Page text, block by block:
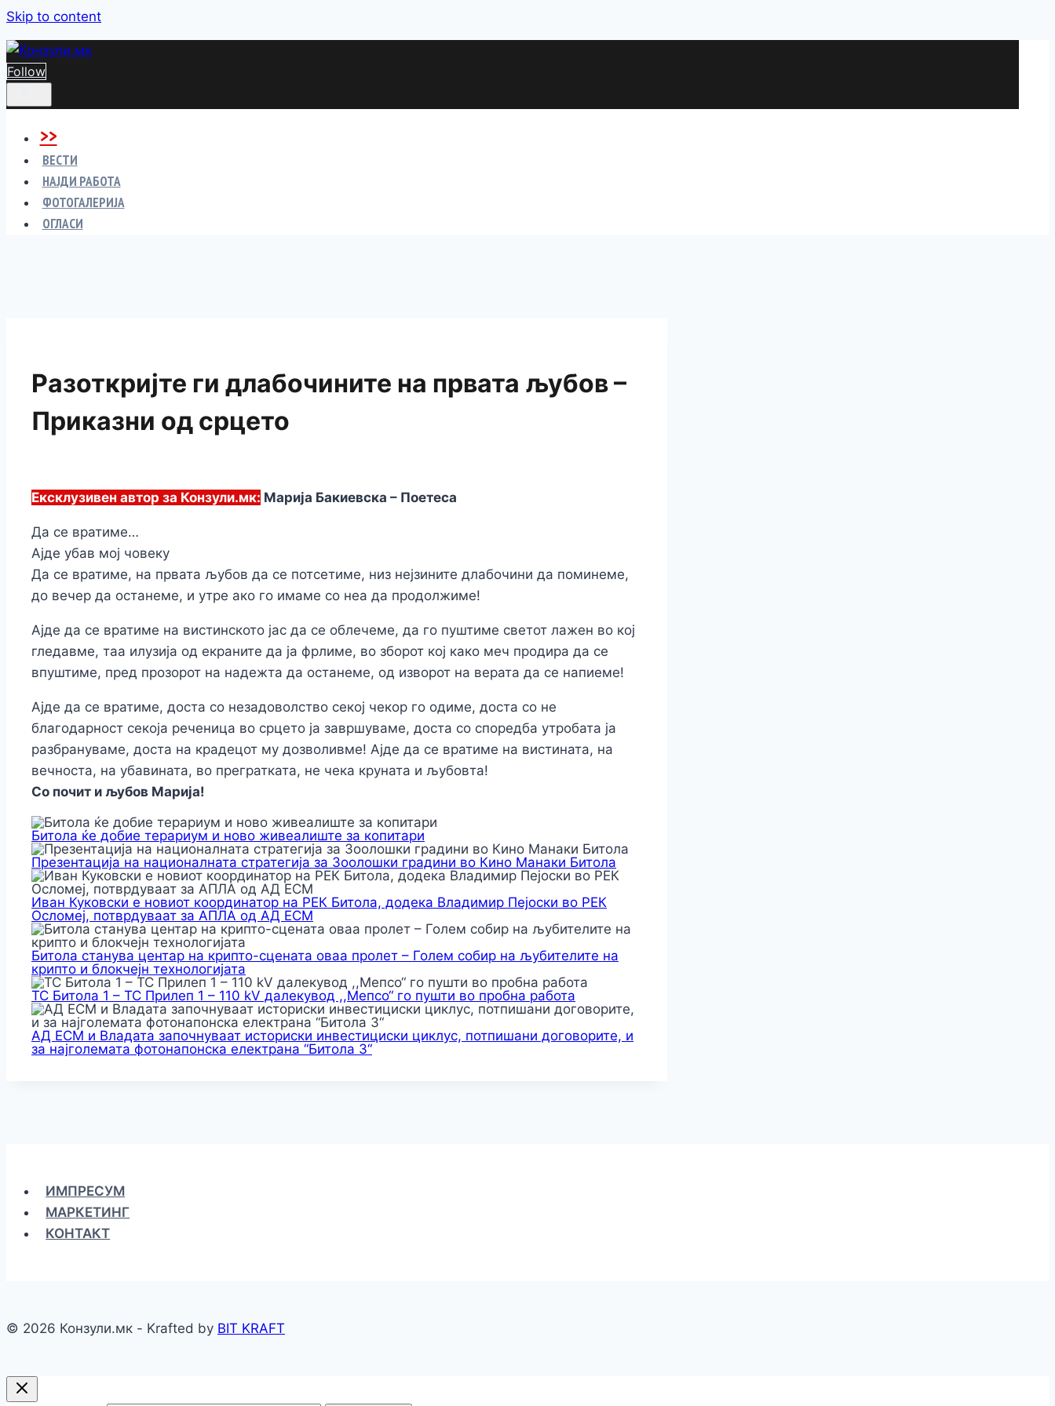
Skip to content
Follow
>>
ВЕСТИ
НАЈДИ РАБОТА
ФОТОГАЛЕРИЈА
ОГЛАСИ
Разоткријте ги длабочините на првата љубов –
Приказни од срцето
Ексклузивен автор за Конзули.мк: Марија Бакиевска – Поетеса
Да се вратиме…
Ајде убав мој човеку
Да се вратиме, на првата љубов да се потсетиме, низ нејзините длабочини да поминеме,
до вечер да останеме, и утре ако го имаме со неа да продолжиме!
Ајде да се вратиме на вистинското јас да се облечеме, да го пуштиме светот лажен во кој
гледавме, таа илузија од екраните да ја фрлиме, во зборот кој како меч продира да се
впуштиме, пред прозорот на надежта да останеме, од изворот на верата да се напиеме!
Ајде да се вратиме, доста со незадоволство секој чекор го одиме, доста со не
благодарност секоја реченица во срцето ја завршуваме, доста со споредба утробата ја
разбрануваме, доста на крадецот му дозволивме! Ајде да се вратиме на вистината, на
вечноста, на убавината, во прегратката, не чека круната и љубовта!
Со почит и љубов Марија!
Битола ќе добие терариум и ново живеалиште за копитари
Презентација на националната стратегија за Зоолошки градини во Кино Манаки Битола
Иван Куковски е новиот координатор на РЕК Битола, додека Владимир Пејоски во РЕК
Осломеј, потврдуваат за АПЛА од АД ЕСМ
Битола станува центар на крипто-сцената оваа пролет – Голем собир на љубителите на
крипто и блокчејн технологијата
ТС Битола 1 – ТС Прилеп 1 – 110 kV далекувод ,,Мепсо“ го пушти во пробна работа
АД ЕСМ и Владата започнуваат историски инвестициски циклус, потпишани договорите, и
за најголемата фотонапонска електрана “Битола 3“
ИМПРЕСУМ
МАРКЕТИНГ
КОНТАКТ
© 2026 Конзули.мк - Krafted by BIT KRAFT